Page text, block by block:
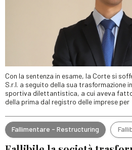
Con la sentenza in esame, la Corte si
S.r.l. a seguito della sua trasformazione
sportiva dilettantistica, a cui aveva
della prima dal registro delle imprese per
Fallimentare - Restructuring